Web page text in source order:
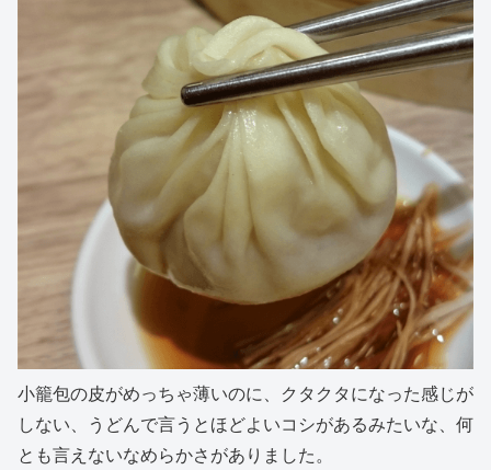
小籠包の皮がめっちゃ薄いのに、クタクタになった感じが
しない、うどんで言うとほどよいコシがあるみたいな、何
とも言えないなめらかさがありました。